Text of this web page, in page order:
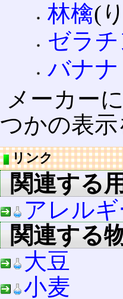
林檎(
ゼラチ
バナナ
メーカー
つかの表示
リンク
関連する
アレルギ
関連する
大豆
小麦